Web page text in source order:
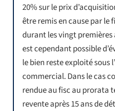
20% sur le prix
être remis en cause par le
durant les vingt premières
est cependant possible
le bien reste exploité sous
commercial. Dans le cas
rendue au fisc au prorata
revente après 15 ans de